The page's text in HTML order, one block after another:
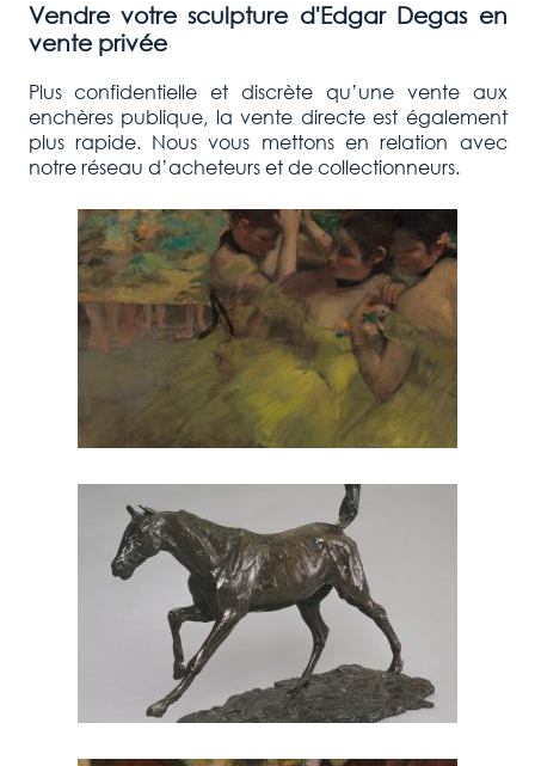
Vendre votre sculpture d'Edgar Degasen
vente privée
Plus confidentielle et discrète qu’une vente aux
enchères publique, la vente directe est également
plus rapide. Nous vous mettons en relation avec
notre réseau d’acheteurs et de collectionneurs.